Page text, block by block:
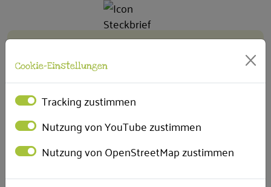
Steckbrief
PLÄTZE
Ca. 20 Personen
SEIT WANN IM WIR E.V.
01.08.2000
ART DER EINRICHTUNG
Kinder, Teeniecafe für Jung und Alt
Cookie-Einstellungen
Tracking zustimmen
Nutzung von YouTube zustimmen
Nutzung von OpenStreetMap zustimmen